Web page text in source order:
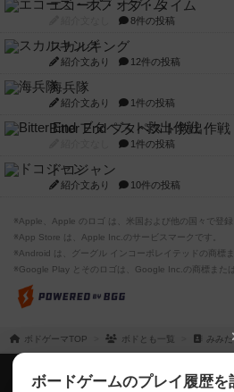
エコーズ・オブ・タイム
8件の投稿
スカルキング
紹介文あり 12件の投稿
海兵隊
紹介文あり 1件の投稿
Bitter End ブタペスト救出作戦
1件の投稿
ドコジャン
紹介文あり 10件の投稿
※Apple、Apple のロゴ は、米国および他の国々で登
※App Store は、Apple Inc.のサービスマークです。
※Android は、グーグル インコーポレイテッドの商標
※Google Play とそのロゴは、Google Inc.の商標また
ボドゲーマTOP ボドとも一覧 みみた
ボードゲームのプレイ履歴を
ボドゲーマTOP